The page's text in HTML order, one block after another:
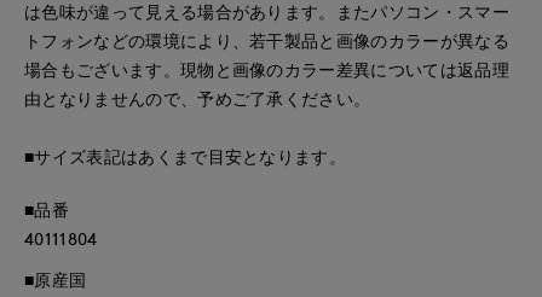
は色味が違って見える場合があります。またパソコン・スマー
トフォンなどの環境により、若干製品と画像のカラーが異なる
場合もございます。現物と画像のカラー差異については返品理
由となりませんので、予めご了承ください。
■サイズ表記はあくまで目安となります。
■品番
40111804
■原産国